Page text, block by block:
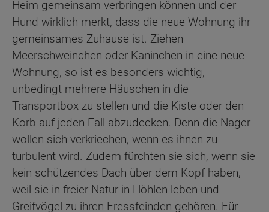
Heim gemeinsam verbringen können und der
Hund wirklich merkt, dass die neue Wohnung ihr
gemeinsames Zuhause ist. Ziehen
Meerschweinchen oder Kaninchen in eine neue
Wohnung, so ist es besonders wichtig,
unbedingt mehrere Häuschen in die
Transportbox zu stellen und die Kiste oder den
Korb auf jeden Fall abzudecken. Denn die Nager
wollen sich verkriechen, wenn es ihnen zu
turbulent wird. Zudem fürchten sie sich, wenn sie
kein schützendes Dach über dem Kopf haben,
weil sie in freier Natur in Höhlen leben und
Greifvögel zu ihren Fressfeinden gehören. Für